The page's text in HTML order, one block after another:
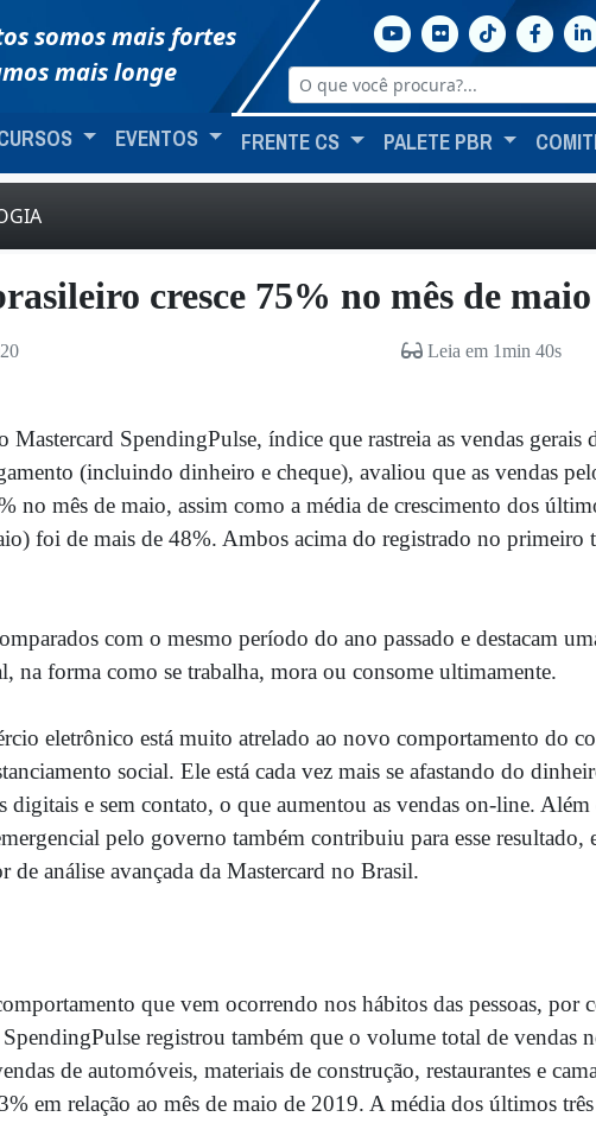
somos mais fortes
mais longe
EVENTOS FRENTE CS PALETE PBR
cresce 75% no mês de maio
Leia em 1min 40s
Mastercard SpendingPulse, índice que rastreia as vendas gerais
(incluindo dinheiro e cheque), avaliou que as vendas
no mês de maio, assim como a média de crescimento dos
foi de mais de 48%. Ambos acima do registrado no primeiro
com o mesmo período do ano passado e destacam
na forma como se trabalha, mora ou consome ultimamente.
eletrônico está muito atrelado ao novo comportamento do
social. Ele está cada vez mais se afastando do
digitais e sem contato, o que aumentou as vendas on-line. Além
pelo governo também contribuiu para esse resultado,
de análise avançada da Mastercard no Brasil.
que vem ocorrendo nos hábitos das pessoas, por
registrou também que o volume total de vendas
de automóveis, materiais de construção, restaurantes e
em relação ao mês de maio de 2019. A média dos últimos